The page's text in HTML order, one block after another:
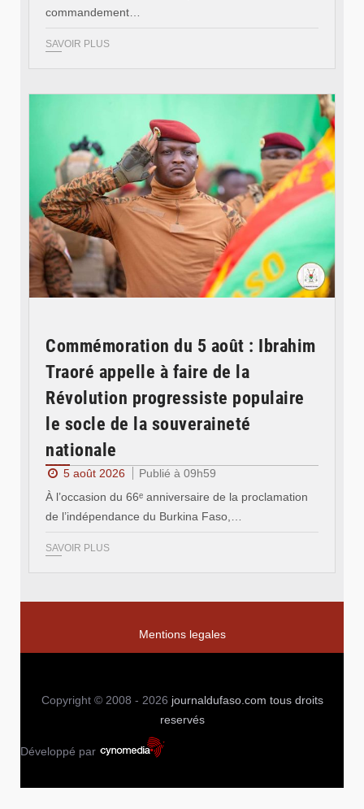
commandement…
SAVOIR PLUS
Commémoration du 5 août : Ibrahim
Traoré appelle à faire de la
Révolution progressiste populaire
le socle de la souveraineté
nationale
5 août 2026
Publié à 09h59
À l’occasion du 66ᵉ anniversaire de la proclamation
de l’indépendance du Burkina Faso,…
SAVOIR PLUS
Mentions legales
Copyright © 2008 - 2026 journaldufaso.com tous droits
reservés
Développé par